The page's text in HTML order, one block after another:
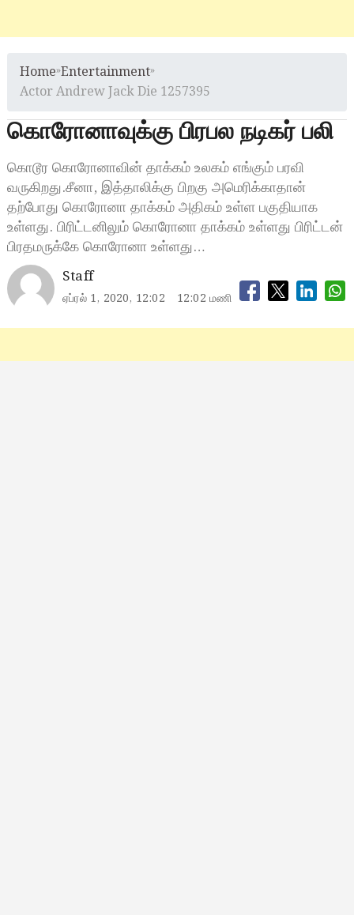
Home»Entertainment»
Actor Andrew Jack Die 1257395
கொரோனாவுக்கு பிரபல நடிகர் பலி
கொடூர கொரோனாவின் தாக்கம் உலகம் எங்கும் பரவி
வருகிறது.சீனா, இத்தாலிக்கு பிறகு அமெரிக்காதான்
தற்போது கொரோனா தாக்கம் அதிகம் உள்ள பகுதியாக
உள்ளது. பிரிட்டனிலும் கொரோனா தாக்கம் உள்ளது பிரிட்டன்
பிரதமருக்கே கொரோனா உள்ளது…
Staff
ஏப்ரல் 1, 2020, 12:02 12:02 மணி